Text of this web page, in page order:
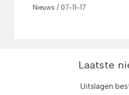
Nieuws / 07-11-17
Laatste
Uitslagen